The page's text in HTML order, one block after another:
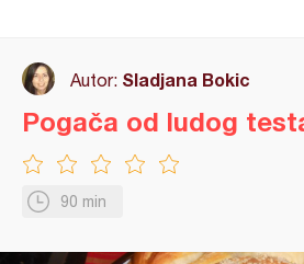
Autor: Sladjana Bokic
90 min
Pogača od ludog